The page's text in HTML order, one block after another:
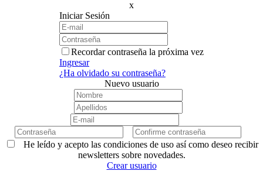
x
Iniciar Sesión
Recordar contraseña la próxima vez
Ingresar
¿Ha olvidado su contraseña?
Nuevo usuario
He leído y acepto las condiciones de uso así como deseo recibir
newsletters sobre novedades.
Crear usuario